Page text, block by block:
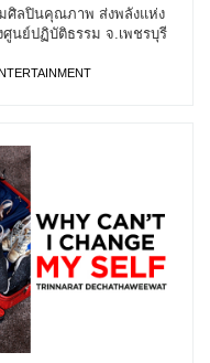
ศิลปินคุณภาพ ส่งพลังแห่ง
ศูนย์ปฏิบัติธรรม จ.เพชรบุรี